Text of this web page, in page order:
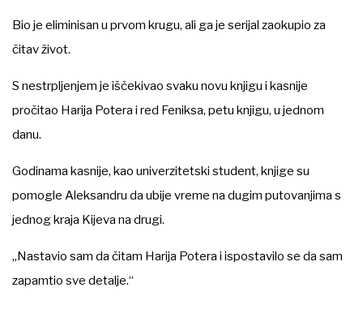
Bio je eliminisan u prvom krugu, ali ga je serijal zaokupio za
čitav život.
S nestrpljenjem je iščekivao svaku novu knjigu i kasnije
pročitao Harija Potera i red Feniksa, petu knjigu, u jednom
danu.
Godinama kasnije, kao univerzitetski student, knjige su
pomogle Aleksandru da ubije vreme na dugim putovanjima s
jednog kraja Kijeva na drugi.
„Nastavio sam da čitam Harija Potera i ispostavilo se da sam
zapamtio sve detalje.“